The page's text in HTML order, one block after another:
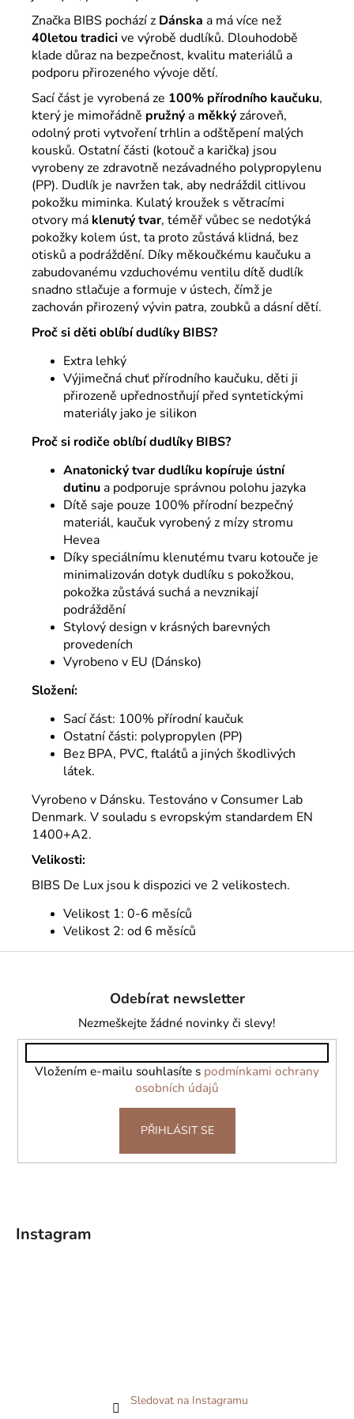
Značka BIBS pochází z Dánska a má více než
40letou tradicive výrobě dudlíků. Dlouhodobě
klade důraz na bezpečnost, kvalitu materiálů a
podporu přirozeného vývoje dětí.
Sací část je vyrobená ze 100% přírodního kaučuku,
který je mimořádně pružnýa měkkýzároveň,
odolný proti vytvoření trhlin a odštěpení malých
kousků. Ostatní části (kotouč a karička) jsou
vyrobeny ze zdravotně nezávadného polypropylenu
(PP). Dudlík je navržen tak, aby nedráždil citlivou
pokožku miminka. Kulatý kroužek s větracími
otvory má klenutý tvar, téměř vůbec se nedotýká
pokožky kolem úst, ta proto zůstává klidná, bez
otisků a podráždění. Díky měkoučkému kaučuku a
zabudovanému vzduchovému ventilu dítě dudlík
snadno stlačuje a formuje v ústech, čímž je
zachován přirozený vývin patra, zoubků a dásní dětí.
Proč si děti oblíbí dudlíky BIBS?
Extra lehký
Výjimečná chuť přírodního kaučuku, děti ji
přirozeně upřednostňují před syntetickými
materiály jako je silikon
Proč si rodiče oblíbí dudlíky BIBS?
Anatonický tvar dudlíku kopíruje ústní
dutinua podporuje správnou polohu jazyka
Dítě saje pouze 100% přírodní bezpečný
materiál, kaučuk vyrobený z mízy stromu
Hevea
Díky speciálnímu klenutému tvaru kotouče je
minimalizován dotyk dudlíku s pokožkou,
pokožka zůstává suchá a nevznikají
podráždění
Stylový design v krásných barevných
provedeních
Vyrobeno v EU (Dánsko)
Složení:
Sací část: 100% přírodní kaučuk
Ostatní části: polypropylen (PP)
Bez BPA, PVC, ftalátů a jiných škodlivých
látek.
Vyrobeno v Dánsku. Testováno v Consumer Lab
Denmark. V souladu s evropským standardem EN
1400+A2.
Velikosti:
BIBS De Lux jsou k dispozici ve 2 velikostech.
Velikost 1: 0-6 měsíců
Velikost 2: od 6 měsíců
Odebírat newsletter
Nezmeškejte žádné novinky či slevy!
Vložením e-mailu souhlasíte s podmínkami ochrany
osobních údajů
PŘIHLÁSIT SE
Instagram
Sledovat na Instagramu